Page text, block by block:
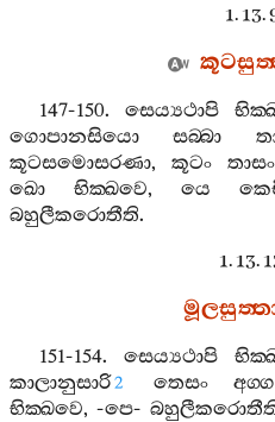
1. 13.
147-150. සෙය්‍යථාපි
ගොපානසියො
සබ‍්බා
කූටසමොසරණා, කූටං තාසං
ඛො
භික‍්ඛවෙ, යෙ
බහුලීකරොතීති.
1. 13.
151-154. සෙය්‍යථාපි
කාලානුසාරි2 තෙසං
භික‍්ඛවෙ, -පෙ-